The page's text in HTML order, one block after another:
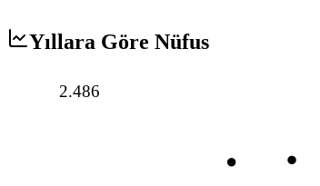
Yıllara Göre Nüfus
2.486